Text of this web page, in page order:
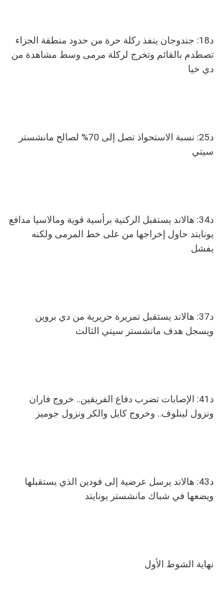
د18: جندوجان ينفذ ركلة حرة من حدود منطقة الجزاء
تصطدم بالقائم وتخرج لركلة مرمى وسط مشاهدة من
دي خيا
د25: نسبة الاستحواذ تصل إلى 70% لصالح مانشستر
سيتي
د34: هالاند يستقبل الركنية برأسية قوية ومالاسيا مدافع
يونايتد حاول إخراجها من على خط المرمى ولكنه
يفشل
د37: هالاند يستقبل تمريرة حريرية من دي بروين
ويسجل هدف مانشستر سيتي الثالث
د41: الإصابات تضرب دفاع الفريقين.. خروج فاران
ونزول لينلوف.. وخروج كايل والكر ونزول جوميز
د43: هالاند يرسل عرضية إلى فودين الذي يستقبلها
ويضعها في شباك مانشستر يونايتد
نهاية الشوط الأول